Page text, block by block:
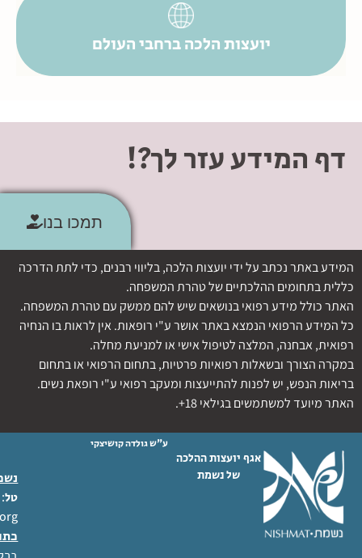
יועצות הלכה ברחבי העולם
דף המידע עזר לך?!
תמכו בנו
המידע באתר נכתב על ידי יועצות הלכה, בליווי רבנים, כדי לתת הדרכה
כללית בתחומים ההלכתיים של טהרת המשפחה.
האתר כולל מידע רפואי בנושאים שיש להם ממשק עם טהרת המשפחה.
כל המידע הרפואי הנמצא באתר אושר ע"י רופאות. אין לראות בו הנחיה
רפואית, אבחנה, המלצה לטיפול אישי או למניעת מחלה.
במקרה הצורך ובשאלות רפואיות פרטיות, בתחום הרפואי או בתחום
בריאות הנפש, יש לפנות להתייעצות ומעקב רפואי ע"י רופאת נשים.
האתר מיועד למשתמשים בגילאי 18+.
אגף יועצות ההלכה
של נשמת
ע"ש גולדה קושיצקי
טל: 02-6404333